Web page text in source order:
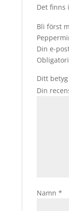
Det finns
Bli först
Din e-
Ditt betyg
Din
Namn *